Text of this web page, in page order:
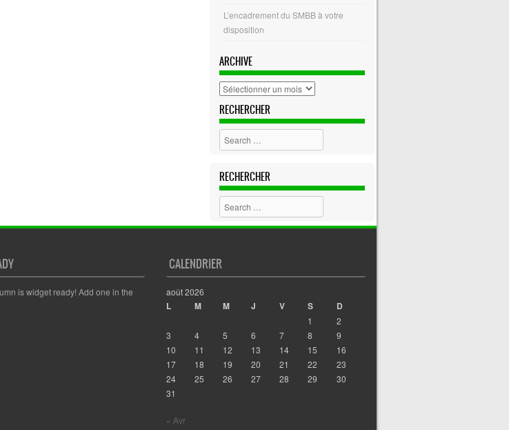
L’encadrement du SMBB à votre
disposition
ARCHIVE
archive
RECHERCHER
Search
RECHERCHER
Search
is widget ready! Add one in the
CALENDRIER
août 2026
L M M J V S D
1
2
3
4 5 6 7 8
9
10
11 12 13 14 15
16
17
18 19 20 21 22
23
24
25 26 27 28 29
30
31
« Avr